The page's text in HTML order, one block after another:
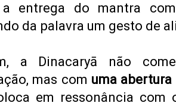
entrega do mantra
da palavra um gesto de
a Dinacaryā não
mas com uma
em ressonância